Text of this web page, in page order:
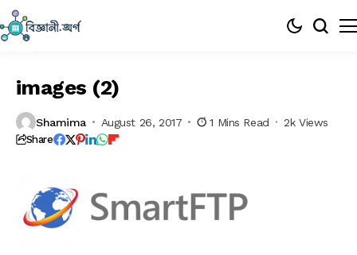
images (2)
Shamima August 26, 2017 1 Mins Read 2k Views
Share